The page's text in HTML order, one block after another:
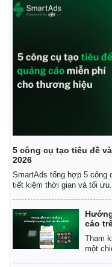
5 công cụ tạo tiêu đề
2026
SmartAds tổng hợp 5 công
tiết kiệm thời gian và tối ưu.
cáo
Tham
một